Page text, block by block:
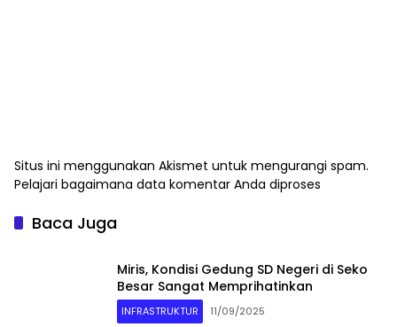
Situs ini menggunakan Akismet untuk mengurangi spam.
Pelajari bagaimana data komentar Anda diproses
Baca Juga
Miris, Kondisi Gedung SD Negeri di Seko
Besar Sangat Memprihatinkan
INFRASTRUKTUR 11/09/2025